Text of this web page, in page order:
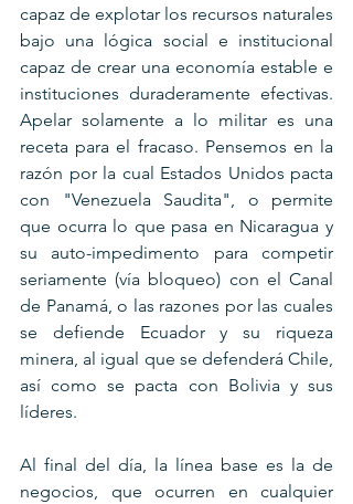
capaz de explotar los recursos naturales
bajo una lógica social e institucional
capaz de crear una economía estable e
instituciones duraderamente efectivas.
Apelar solamente a lo militar es una
receta para el fracaso. Pensemos en la
razón por la cual Estados Unidos pacta
con "Venezuela Saudita", o permite
que ocurra lo que pasa en Nicaragua y
su auto-impedimento para competir
seriamente (vía bloqueo) con el Canal
de Panamá, o las razones por las cuales
se defiende Ecuador y su riqueza
minera, al igual que se defenderá Chile,
así como se pacta con Bolivia y sus
líderes.
Al final del día, la línea base es la de
negocios, que ocurren en cualquier